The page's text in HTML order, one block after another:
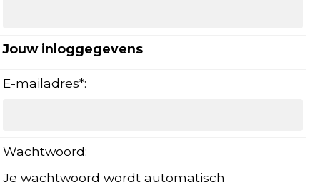
Jouw inloggegevens
E-mailadres*:
Wachtwoord:
Je wachtwoord wordt automatisch